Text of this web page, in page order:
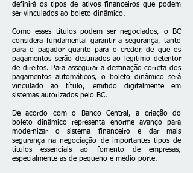
definirá os tipos de ativos financeiros que podem
ser vinculados ao boleto dinâmico.
Como esses títulos podem ser negociados, o BC
considera fundamental garantir a segurança, tanto
para o pagador quanto para o credor, de que os
pagamentos serão destinados ao legitimo detentor
de direitos. Para assegurar a destinação correta dos
pagamentos automáticos, o boleto dinâmico será
vinculado ao título, emitido digitalmente em
sistemas autorizados pelo BC.
De acordo com o Banco Central, a criação do
boleto dinâmico representa enorme avanço para
modernizar o sistema financeiro e dar mais
segurança na negociação de importantes tipos de
títulos essenciais ao fomento de empresas,
especialmente as de pequeno e médio porte.